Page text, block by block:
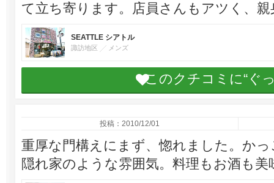
て立ち寄ります。店員さんもアツく、
SEATTLE シアトル
諏訪地区 メンズ
このクチコミに“ぐ
投稿：2010/12/01
重厚な門構えにまず、惚れました。か
隠れ家のような雰囲気。料理もお酒も